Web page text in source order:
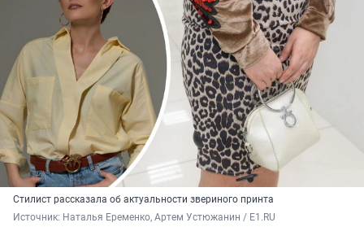
Стилист рассказала об актуальности звериного принта
Источник: Наталья Еременко, Артем Устюжанин / E1.RU